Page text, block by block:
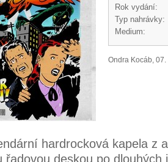
Rok vydání:
Typ nahrávky:
Medium:
Ondra Kocáb, 07.
hardrocková kapela z
řadovou deskou po dlouhých